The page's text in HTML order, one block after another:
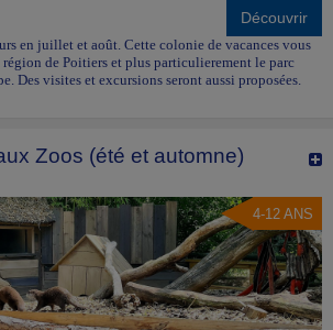
Découvrir
en juillet et août. Cette colonie de vacances vous
de Poitiers et plus particulierement le parc
Des visites et excursions seront aussi proposées.
Zoos (été et automne)
4-12 ANS